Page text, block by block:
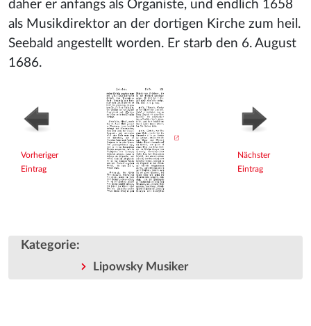
daher er anfangs als Organiste, und endlich 1658
als Musikdirektor an der dortigen Kirche zum heil.
Seebald angestellt worden. Er starb den 6. August
1686.
Vorheriger
Eintrag
Nächster
Eintrag
Kategorie:
Lipowsky Musiker